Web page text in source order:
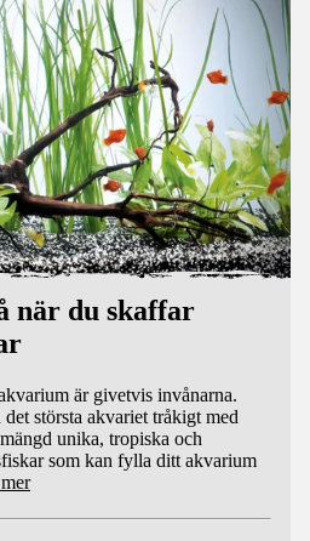
när du skaffar
är givetvis invånarna.
största akvariet tråkigt med
unika, tropiska och
som kan fylla ditt akvarium
mer